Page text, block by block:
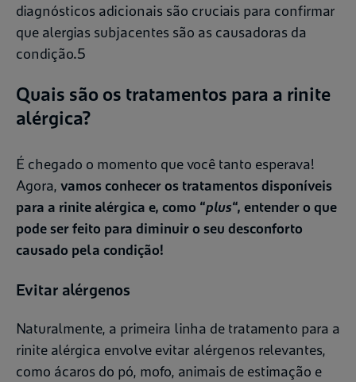
diagnósticos adicionais são cruciais para confirmar
que alergias subjacentes são as causadoras da
condição.5
Quais são os tratamentos para a rinite
alérgica?
É chegado o momento que você tanto esperava!
Agora, vamos conhecer os tratamentos disponíveis
para a rinite alérgica e, como “plus“, entender o que
pode ser feito para diminuir o seu desconforto
causado pela condição!
Evitar alérgenos
Naturalmente, a primeira linha de tratamento para a
rinite alérgica envolve evitar alérgenos relevantes,
como ácaros do pó, mofo, animais de estimação e